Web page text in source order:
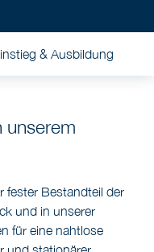
unserem
Bestandteil der
und in unserer
und stationärer
in Lübeck und